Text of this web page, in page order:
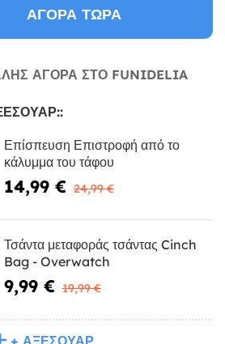
ΑΓΟΡΆ ΤΏΡΑ
ΑΓΟΡΆ ΣΤΟ FUNIDELIA
Επίσπευση Επιστροφή από το
κάλυμμα του τάφου
14,99 € 24,99 €
Τσάντα μεταφοράς τσάντας Cinch
Bag - Overwatch
9,99 € 19,99 €
+ ΑΞΕΣΟΥΆΡ